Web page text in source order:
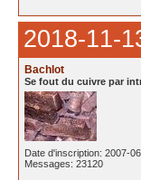
2018-11-
Bachlot
Se fout du cuivre par
Date d'inscription: 2007-
Messages: 23120